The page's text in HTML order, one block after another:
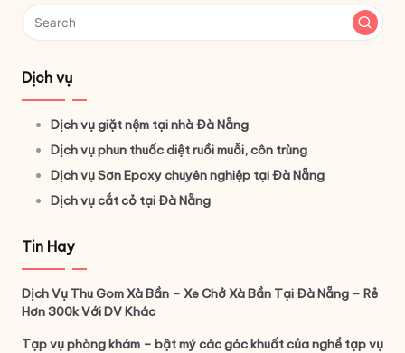
Dịch vụ
Dịch vụ giặt nệm tại nhà Đà Nẵng
Dịch vụ phun thuốc diệt ruồi muỗi, côn trùng
Dịch vụ Sơn Epoxy chuyên nghiệp tại Đà Nẵng
Dịch vụ cắt cỏ tại Đà Nẵng
Tin Hay
Dịch Vụ Thu Gom Xà Bần – Xe Chở Xà Bần Tại Đà Nẵng – Rẻ
Hơn 300k Với DV Khác
Tạp vụ phòng khám – bật mý các góc khuất của nghề tạp vụ